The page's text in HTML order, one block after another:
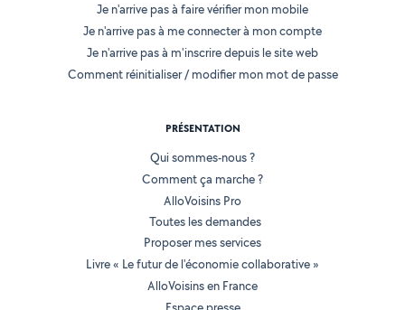
Je n'arrive pas à faire vérifier mon mobile
Je n'arrive pas à me connecter à mon compte
Je n'arrive pas à m'inscrire depuis le site web
Comment réinitialiser / modifier mon mot de passe
PRÉSENTATION
Qui sommes-nous ?
Comment ça marche ?
AlloVoisins Pro
Toutes les demandes
Proposer mes services
Livre « Le futur de l'économie collaborative »
AlloVoisins en France